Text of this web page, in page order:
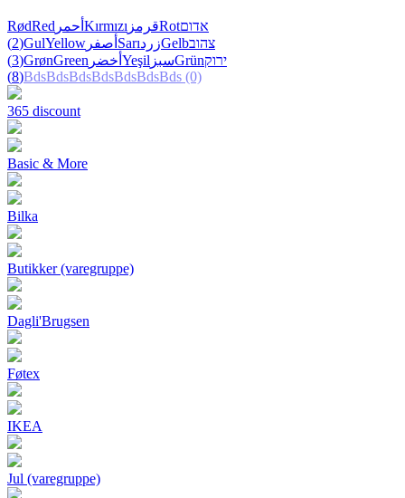
RødRed أحمر Kırmızı قرمزRotאדום
(2)GulYellow أصفر SarıزردGelbצהוב
(3)GrønGreen أخضر Yeşil سبزGrünירוק
(8)BdsBdsBdsBdsBdsBdsBds (0)
365 discount
Basic & More
Bilka
Butikker (varegruppe)
Dagli'Brugsen
Føtex
IKEA
Jul (varegruppe)